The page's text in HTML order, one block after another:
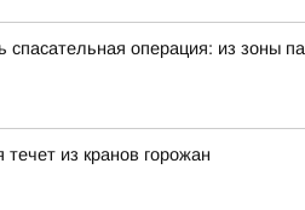
операция: из зоны
из кранов горожан